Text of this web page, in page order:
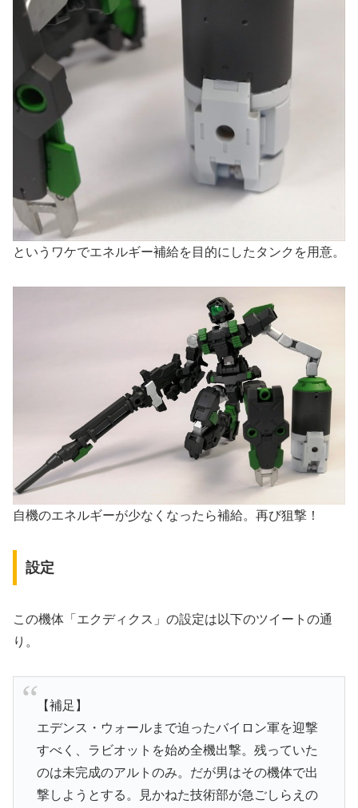
というワケでエネルギー補給を目的にしたタンクを用意。
自機のエネルギーが少なくなったら補給。再び狙撃！
設定
この機体「エクディクス」の設定は以下のツイートの通
り。
【補足】
エデンス・ウォールまで迫ったバイロン軍を迎撃
すべく、ラビオットを始め全機出撃。残っていた
のは未完成のアルトのみ。だが男はその機体で出
撃しようとする。見かねた技術部が急ごしらえの